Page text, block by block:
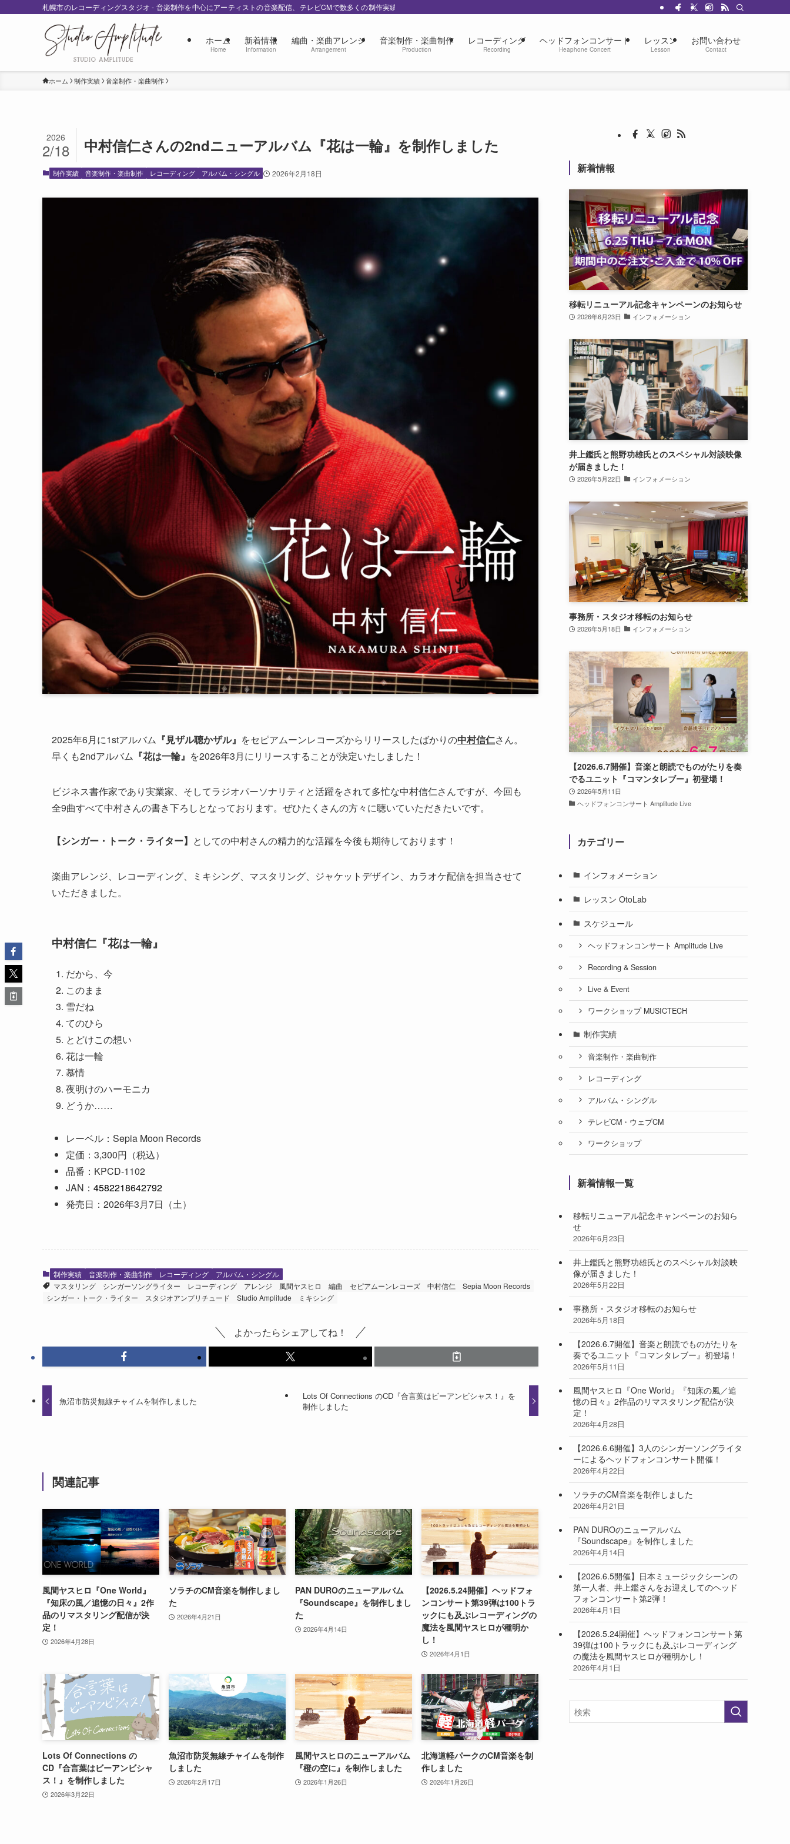
札幌市のレコーディングスタジオ - 音楽制作を中心にアーティストの音楽配信、テレビCMで数多くの制作実績
ホーム
Home
新着情報
Information
編曲・楽曲アレンジ
Arrangement
音楽制作・楽曲制作
Production
レコーディング
Recording
ヘッドフォンコンサート
Heaphone Concert
レッスン
Lesson
お問い合わせ
Contact
ホーム 制作実績 音楽制作・楽曲制作
中村信仁さんの2ndニューアルバム『花は一輪』を制作しました
2026
2/18
制作実績 音楽制作・楽曲制作 レコーディング アルバム・シングル 2026年2月18日
2025年6月に1stアルバム 『見ザル聴かザル』 をセピアムーンレコーズからリリースしたばかりの中村信仁さん。
早くも2ndアルバム 『花は一輪』 を2026年3月にリリースすることが決定いたしました！
ビジネス書作家であり実業家、そしてラジオパーソナリティと活躍をされて多忙な中村信仁さんですが、今回も
全9曲すべて中村さんの書き下ろしとなっております。ぜひたくさんの方々に聴いていただきたいです。
【シンガー・トーク・ライター】 としての中村さんの精力的な活躍を今後も期待しております！
楽曲アレンジ、レコーディング、ミキシング、マスタリング、ジャケットデザイン、カラオケ配信を担当させて
いただきました。
中村信仁『花は一輪』
だから、今
このまま
雪だね
てのひら
とどけこの想い
花は一輪
慕情
夜明けのハーモニカ
どうか……
レーベル：Sepia Moon Records
定価：3,300円（税込）
品番：KPCD-1102
JAN： 4582218642792
発売日：2026年3月7日（土）
制作実績 音楽制作・楽曲制作 レコーディング
アルバム・シングル
マスタリング
シンガーソングライター レコーディング アレンジ 風間ヤスヒロ 編曲 セピアムーンレコーズ 中村信仁
Sepia Moon Records
シンガー・トーク・ライター
スタジオアンプリチュード Studio Amplitude ミキシング
よかったらシェアしてね！
魚沼市防災無線チャイムを制作しました
Lots Of Connections のCD『合言葉はビーアンビシャス！』を
制作しました
関連記事
風間ヤスヒロ『One World』
『知床の風／追憶の日々』2作
品のリマスタリング配信が決
定！
2026年4月28日
ソラチのCM音楽を制作しまし
た
2026年4月21日
PAN DUROのニューアルバム
『Soundscape』を制作しまし
た
2026年4月14日
【2026.5.24開催】ヘッドフォ
ンコンサート第39弾は100トラ
ックにも及ぶレコーディングの
魔法を風間ヤスヒロが種明か
し！
2026年4月1日
Lots Of Connections の
CD『合言葉はビーアンビシャ
ス！』を制作しました
2026年3月22日
魚沼市防災無線チャイムを制作
しました
2026年2月17日
風間ヤスヒロのニューアルバム
『橙の空に』を制作しました
2026年1月26日
北海道軽パークのCM音楽を制
作しました
2026年1月26日
新着情報
移転リニューアル記念キャンペーンのお知らせ
2026年6月23日 インフォメーション
井上鑑氏と熊野功雄氏とのスペシャル対談映像
が届きました！
2026年5月22日 インフォメーション
事務所・スタジオ移転のお知らせ
2026年5月18日 インフォメーション
【2026.6.7開催】音楽と朗読でものがたりを奏
でるユニット『コマンタレブー』初登場！
2026年5月11日
ヘッドフォンコンサート Amplitude Live
カテゴリー
インフォメーション
レッスン OtoLab
スケジュール
ヘッドフォンコンサート Amplitude Live
Recording & Session
Live & Event
ワークショップ MUSICTECH
制作実績
音楽制作・楽曲制作
レコーディング
アルバム・シングル
テレビCM・ウェブCM
ワークショップ
新着情報一覧
移転リニューアル記念キャンペーンのお知ら
せ
2026年6月23日
井上鑑氏と熊野功雄氏とのスペシャル対談映
像が届きました！
2026年5月22日
事務所・スタジオ移転のお知らせ
2026年5月18日
【2026.6.7開催】音楽と朗読でものがたりを
奏でるユニット『コマンタレブー』初登場！
2026年5月11日
風間ヤスヒロ『One World』『知床の風／追
憶の日々』2作品のリマスタリング配信が決
定！
2026年4月28日
【2026.6.6開催】3人のシンガーソングライタ
ーによるヘッドフォンコンサート開催！
2026年4月22日
ソラチのCM音楽を制作しました
2026年4月21日
PAN DUROのニューアルバム
『Soundscape』を制作しました
2026年4月14日
【2026.6.5開催】日本ミュージックシーンの
第一人者、井上鑑さんをお迎えしてのヘッド
フォンコンサート第2弾！
2026年4月1日
【2026.5.24開催】ヘッドフォンコンサート第
39弾は100トラックにも及ぶレコーディング
の魔法を風間ヤスヒロが種明かし！
2026年4月1日